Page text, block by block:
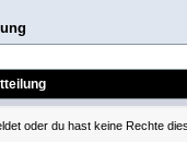
oder du hast keine Rechte